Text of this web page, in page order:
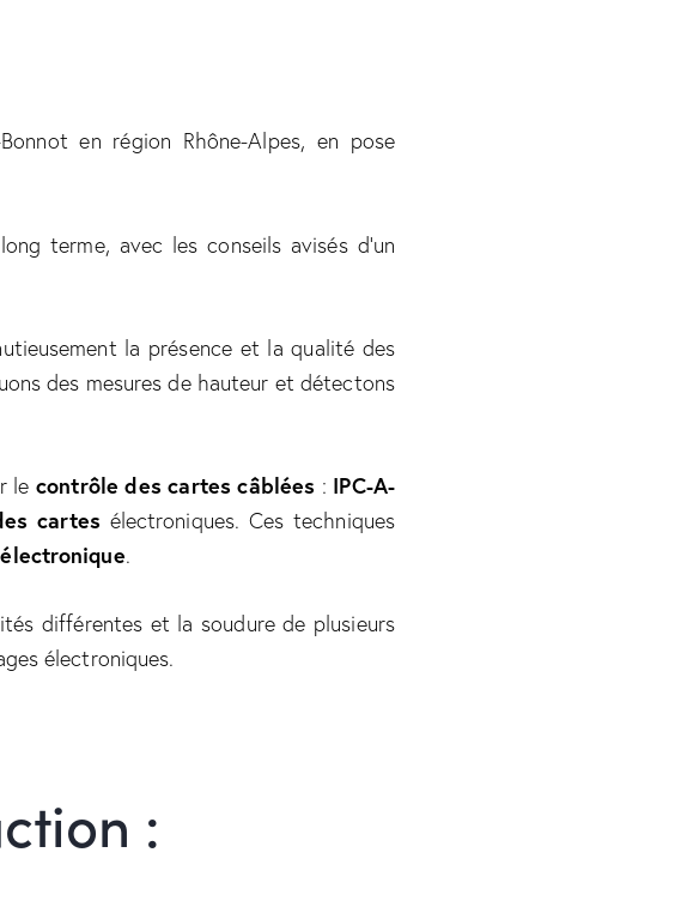
en région Rhône-Alpes, en pose
terme, avec les conseils avisés d’un
la présence et la qualité des
des mesures de hauteur et détectons
lecontrôle des cartes câblées : IPC-A-
cartes électroniques. Ces techniques
.
différentes et la soudure de plusieurs
électroniques.
: